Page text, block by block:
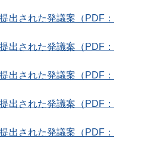
出された発議案（PDF：
出された発議案（PDF：
出された発議案（PDF：
出された発議案（PDF：
出された発議案（PDF：